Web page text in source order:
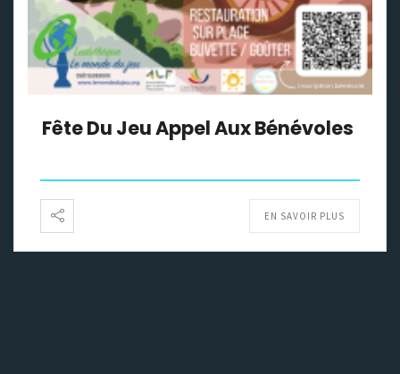
Fête Du Jeu Appel Aux Bénévoles
EN SAVOIR PLUS